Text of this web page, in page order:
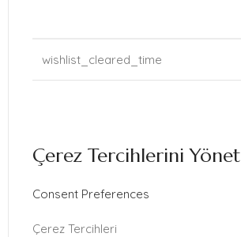
wishlist_cleared_time
Çerez Tercihlerini Yönet
Consent Preferences
Çerez Tercihleri